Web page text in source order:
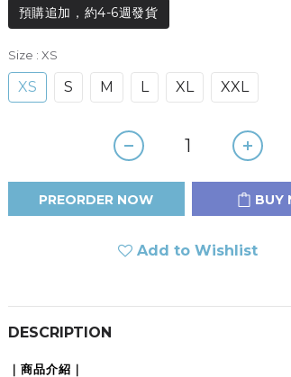
預購追加，約4-6週發貨
Size : XS
XS S M L XL XXL
PREORDER NOW BUY
Add to Wishlist
DESCRIPTION
｜商品介紹｜